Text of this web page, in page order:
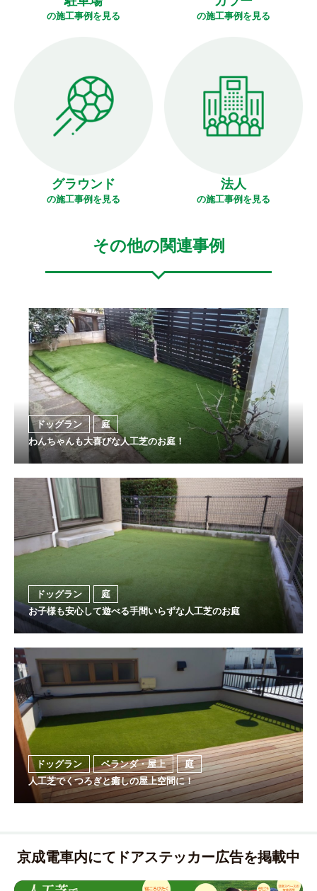
の施工事例を見る の施工事例を見る
グラウンド
の施工事例を見る
法人
の施工事例を見る
その他の関連事例
ドッグラン
庭
わんちゃんも大喜びな人工芝のお庭！
ドッグラン
庭
お子様も安心して遊べる手間いらずな人工芝のお庭
ドッグラン ベランダ・屋上
庭
人工芝でくつろぎと癒しの屋上空間に！
京成電車内にてドアステッカー広告を掲載中